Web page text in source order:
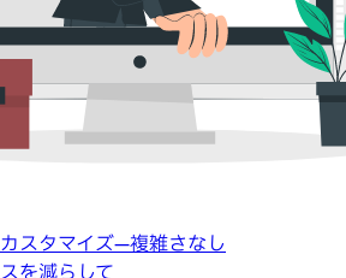
スタマイズ—複雑さなし